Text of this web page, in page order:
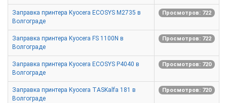
Заправка принтера Kyocera ECOSYS M2735 в
Волгограде
Просмотров: 722
Заправка принтера Kyocera FS 1100N в
Волгограде
Просмотров: 722
Заправка принтера Kyocera ECOSYS P4040 в
Волгограде
Просмотров: 720
Заправка принтера Kyocera TASKalfa 181 в
Волгограде
Просмотров: 720